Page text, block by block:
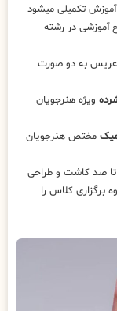
تکمیلی میشود
شرکت در این دوره در واقع در 3 سطح آموزشی در رشته
عریس به دو صورت
ویژه هنرجویان
مختص هنرجویان
صد کاشت و طراحی
برگزاری کلاس را